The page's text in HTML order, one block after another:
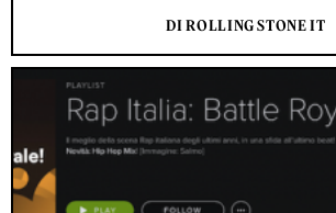
DI ROLLING STONE IT